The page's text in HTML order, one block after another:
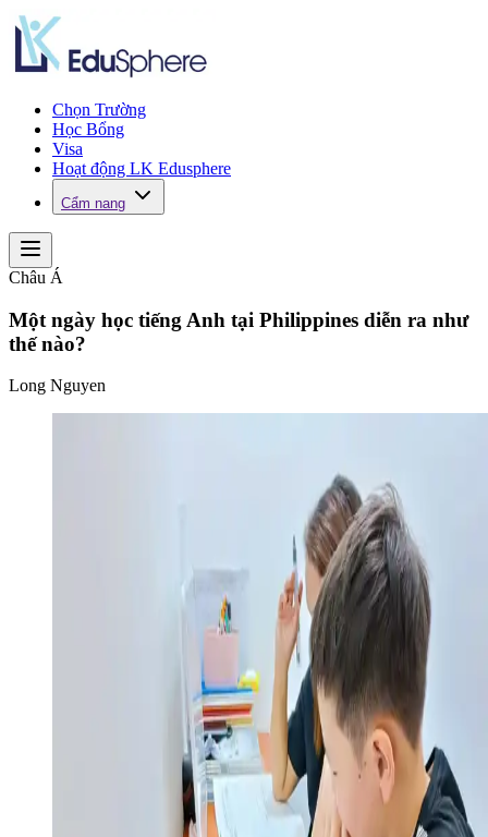
Chọn Trường
Học Bổng
Visa
Hoạt động LK Edusphere
Cẩm nang
Châu Á
Một ngày học tiếng Anh tại Philippines diễn ra như
thế nào?
Long Nguyen